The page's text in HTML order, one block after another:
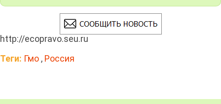
http://ecopravo.seu.ru
Теги: Гмо , Россия